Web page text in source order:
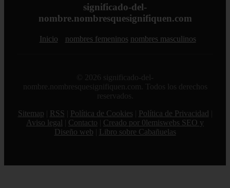
significado-del-
nombre.nombresquesignifiquen.com
Inicio nombres femeninos nombres masculinos
© 2026 significado-del-
nombre.nombresquesignifiquen.com. Todos los derechos
reservados.
Sitemap
RSS Política de Cookies Política de Privacidad
Aviso legal
Contacto
Creado por 0lemiswebs SEO y
Diseño web
Libro sobre Cabañuelas